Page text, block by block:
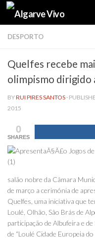
Skip to content
DESPORTO
Quelfes recebe
olimpismo dirigido
BYRUI PIRES SANTOS ·
2015
0
SHARES
salão nobre da Câmara
de março a cerimónia de
Quelfes, uma iniciativa que
Loulé, Olhão, São Brás de
participação de Albufeira e
de “Loulé Cidade Europeia